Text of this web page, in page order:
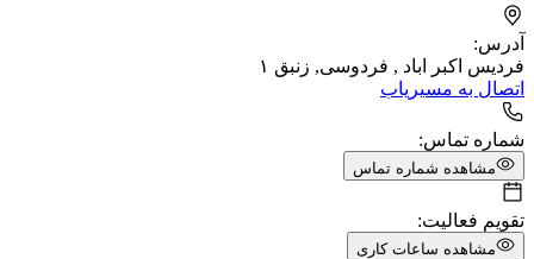
آدرس:
فردیس اکبر اباد , فردوسی, زنبق ۱
اتصال به مسیریاب
شماره تماس:
مشاهده شماره تماس
تقویم فعالیت:
مشاهده ساعات کاری